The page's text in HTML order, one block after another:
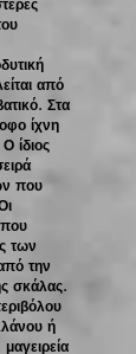
από
Στα
ίχνη
ίδιος
που
των
την
σκάλας.
ή